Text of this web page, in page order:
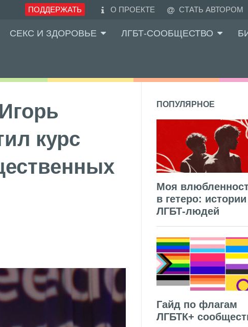
ПОДДЕРЖАТЬ О ПРОЕКТЕ СТАТЬ АВТОРОМ
СЕКС И ЗДОРОВЬЕ ЛГБТ-СООБЩЕСТВО
курс
ПОПУЛЯРНОЕ
Моя
в гетеро: истории
ЛГБТ-людей
Гайд по флагам
ЛГБТК+